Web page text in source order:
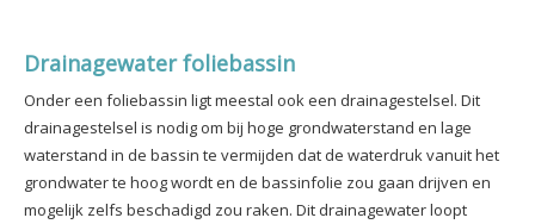
Drainagewater foliebassin
Onder een foliebassin ligt meestal ook een drainagestelsel. Dit
drainagestelsel is nodig om bij hoge grondwaterstand en lage
waterstand in de bassin te vermijden dat de waterdruk vanuit het
grondwater te hoog wordt en de bassinfolie zou gaan drijven en
mogelijk zelfs beschadigd zou raken. Dit drainagewater loopt